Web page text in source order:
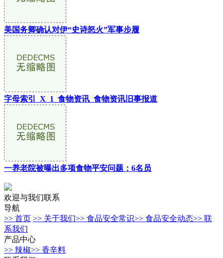
美国务卿确认对伊“史诗怒火”军事步履
字母索引_X_1_食物资讯_食物资讯旧事报道
一养老院被曝出多项食物平安问题：6名员
欢迎与我们联系
导航
>> 首页 >> 关于我们>> 食品安全常识>> 食品安全动态>> 联
系我们
产品中心
>> 辣椒>> 香辛料